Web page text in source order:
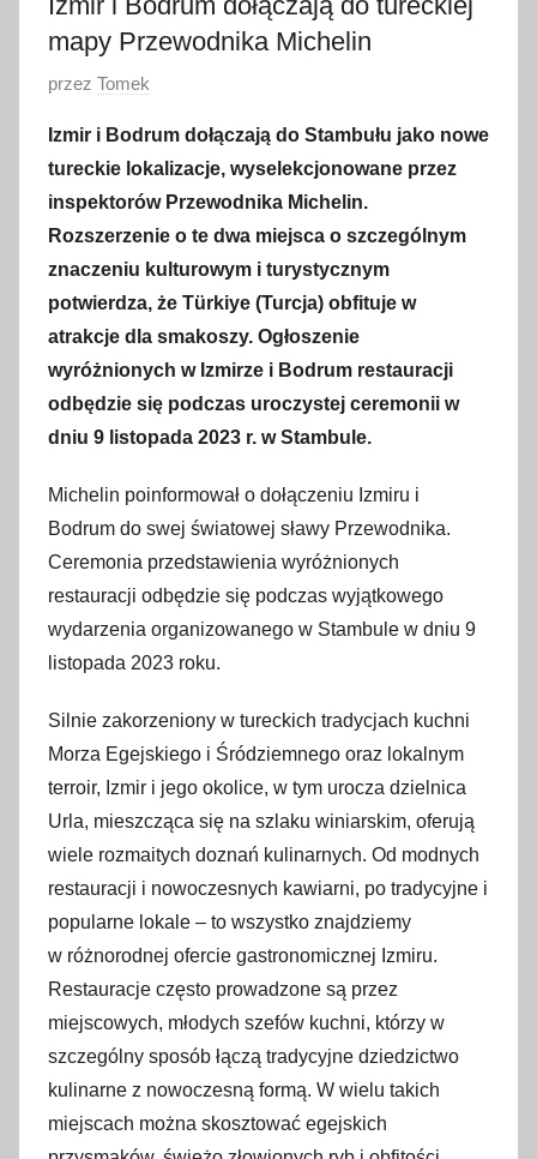
mapy Przewodnika Michelin
O
u
b
l
i
k
o
w
a
n
o
7
l
i
2
przez Tomek
Izmir i Bodrum dołączają do Stambułu jako nowe
tureckie lokalizacje, wyselekcjonowane przez
inspektorów Przewodnika Michelin.
Rozszerzenie o te dwa miejsca o szczególnym
znaczeniu kulturowym i turystycznym
potwierdza, że Türkiye (Turcja) obfituje w
atrakcje dla smakoszy. Ogłoszenie
wyróżnionych w Izmirze i Bodrum restauracji
odbędzie się podczas uroczystej ceremonii w
dniu 9 listopada 2023 r. w Stambule.
Michelin poinformował o dołączeniu Izmiru i
Bodrum do swej światowej sławy Przewodnika.
Ceremonia przedstawienia wyróżnionych
restauracji odbędzie się podczas wyjątkowego
wydarzenia organizowanego w Stambule w dniu 9
listopada 2023 roku.
Silnie zakorzeniony w tureckich tradycjach kuchni
Morza Egejskiego i Śródziemnego oraz lokalnym
terroir, Izmir i jego okolice, w tym urocza dzielnica
Urla, mieszcząca się na szlaku winiarskim, oferują
wiele rozmaitych doznań kulinarnych. Od modnych
restauracji i nowoczesnych kawiarni, po tradycyjne i
popularne lokale – to wszystko znajdziemy
w różnorodnej ofercie gastronomicznej Izmiru.
Restauracje często prowadzone są przez
miejscowych, młodych szefów kuchni, którzy w
szczególny sposób łączą tradycyjne dziedzictwo
kulinarne z nowoczesną formą. W wielu takich
miejscach można skosztować egejskich